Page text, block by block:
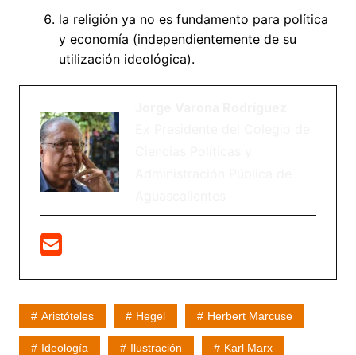
la religión ya no es fundamento para política
y economía (independientemente de su
utilización ideológica).
Aristóteles Hegel Herbert Marcuse
Ideología Ilustración Karl Marx